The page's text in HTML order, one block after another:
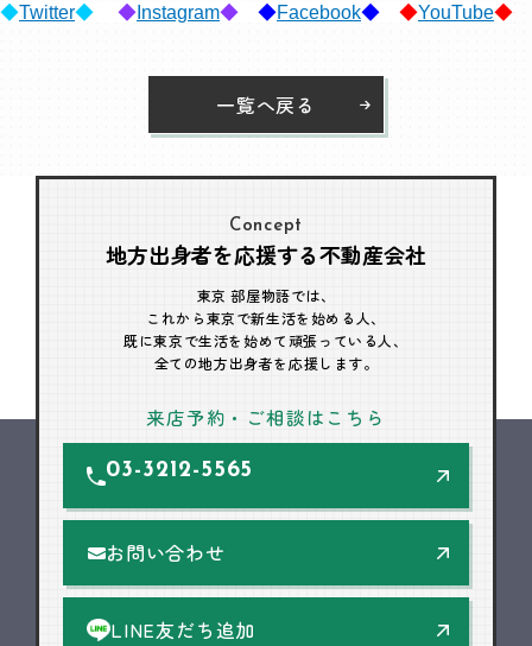
◆Twitter◆ ◆ Instagram◆ ◆Facebook◆ ◆YouTube◆
一覧へ戻る
Concept
地方出身者を応援する不動産会社
東京 部屋物語では、
これから東京で新生活を始める人、
既に東京で生活を始めて頑張っている人、
全ての地方出身者を応援します。
来店予約・ご相談はこちら
03-3212-5565
お問い合わせ
LINE友だち追加